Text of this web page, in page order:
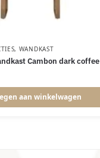
, WANDKAST
Cambon dark coffee
aan winkelwagen